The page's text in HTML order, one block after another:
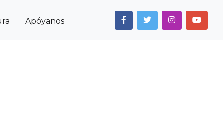
Apóyanos